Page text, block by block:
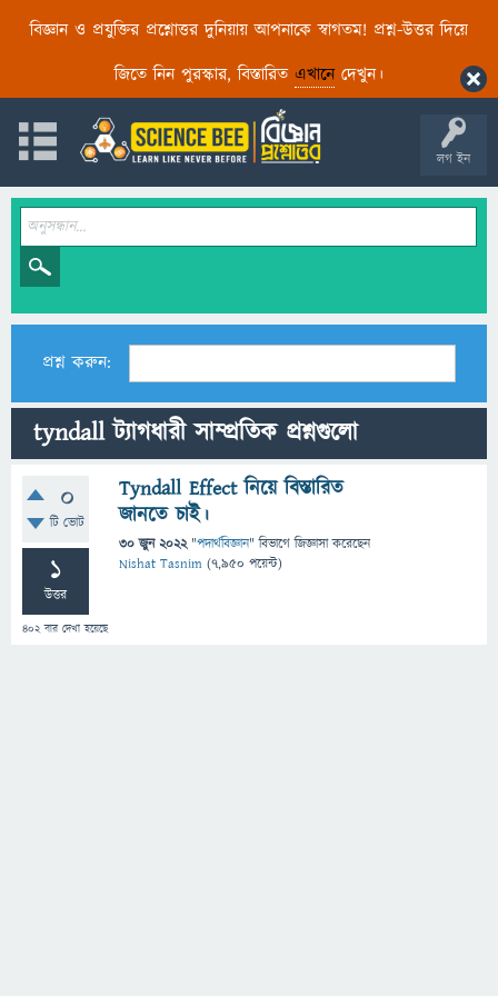
বিজ্ঞান ও প্রযুক্তির প্রশ্নোত্তর দুনিয়ায় আপনাকে স্বাগতম! প্রশ্ন-উত্তর দিয়ে
জিতে নিন পুরস্কার, বিস্তারিত এখানেদেখুন।
লগ ইন
প্রশ্ন করুন:
tyndall ট্যাগধারী সাম্প্রতিক প্রশ্নগুলো
0
টি ভোট
1
উত্তর
402বার দেখা হয়েছে
Tyndall Effect নিয়ে বিস্তারিত
জানতে চাই।
30 জুন 2022 "পদার্থবিজ্ঞান" বিভাগে জিজ্ঞাসাকরেছেন
Nishat Tasnim (7,950 পয়েন্ট)